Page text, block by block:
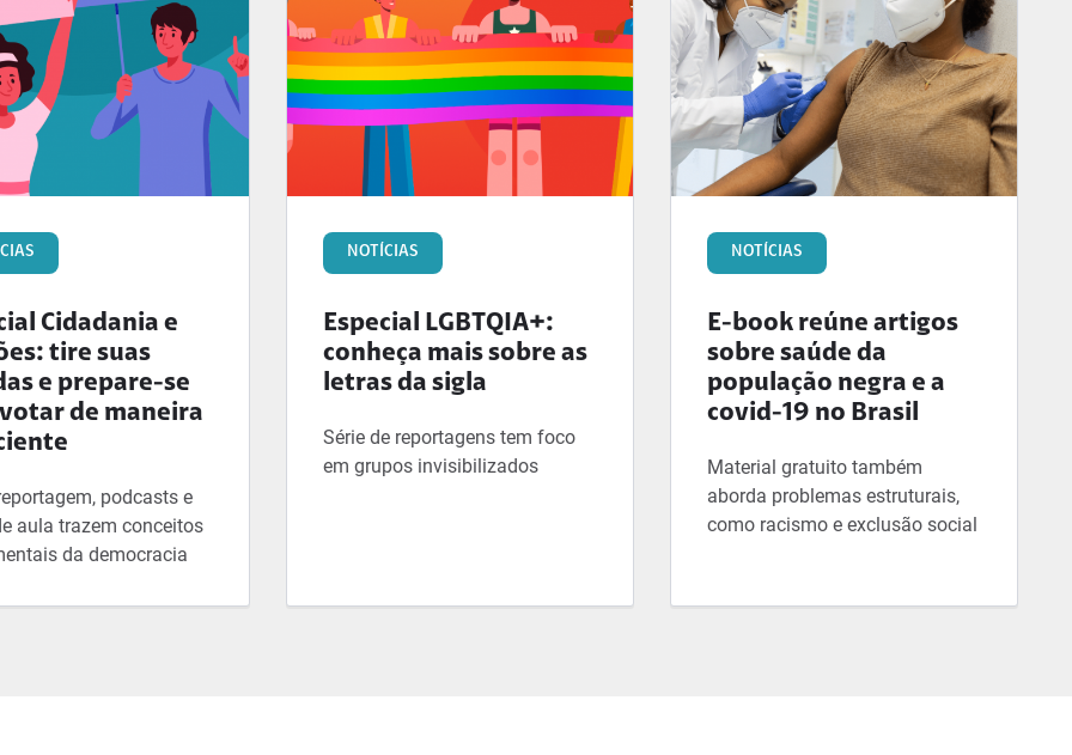
Cidadania e
tire suas
e prepare-se
de maneira
podcasts e
aula trazem conceitos
da democracia
NOTÍCIAS
Especial LGBTQIA+:
conheça mais sobre as
letras da sigla
Série de reportagens tem foco
em grupos invisibilizados
NOTÍCIAS
E-book reúne artigos
sobre saúde da
população negra e a
covid-19 no Brasil
Material gratuito também
aborda problemas estruturais,
como racismo e exclusão social